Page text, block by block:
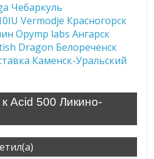
Чебаркуль
Vermodje Красногорск
Opymp labs Ангарск
Dragon Белореченск
Каменск-Уральский
Acid 500 Ликино-